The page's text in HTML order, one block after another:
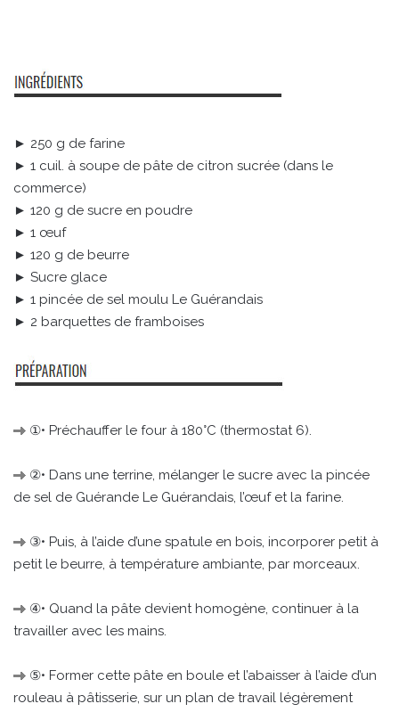
► 250 g de farine
► 1 cuil. à soupe de pâte de citron sucrée (dans le
commerce)
► 120 g de sucre en poudre
► 1 œuf
► 120 g de beurre
► Sucre glace
► 1 pincée de sel moulu Le Guérandais
► 2 barquettes de framboises
①• Préchauffer le four à 180°C (thermostat 6).
②• Dans une terrine, mélanger le sucre avec la pincée
de sel de Guérande Le Guérandais, l’œuf et la farine.
③• Puis, à l’aide d’une spatule en bois, incorporer petit à
petit le beurre, à température ambiante, par morceaux.
④• Quand la pâte devient homogène, continuer à la
travailler avec les mains.
⑤• Former cette pâte en boule et l’abaisser à l’aide d’un
rouleau à pâtisserie, sur un plan de travail légèrement